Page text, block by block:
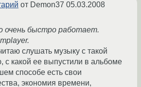
от Demon37 05.03.2008
очень быстро работает.
слушать музыку с такой
с какой ее выпустили в альбоме
способе есть свои
экономия времени,